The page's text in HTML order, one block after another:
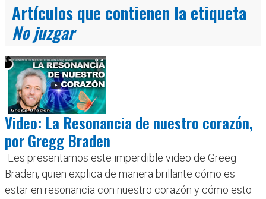
Artículos que contienen la etiqueta
No juzgar
Video: La Resonancia de nuestro corazón,
por Gregg Braden
Les presentamos este imperdible video de Greeg
Braden, quien explica de manera brillante cómo es
estar en resonancia con nuestro corazón y cómo esto